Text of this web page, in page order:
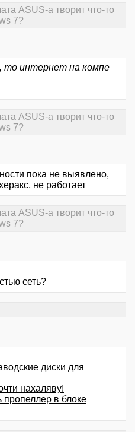
ASUS-а творит что-то
7?
то интернет на компе
ASUS-а творит что-то
7?
пока не выявлено,
не работает
ASUS-а творит что-то
7?
сеть?
диски для
нахаляву!
в блоке